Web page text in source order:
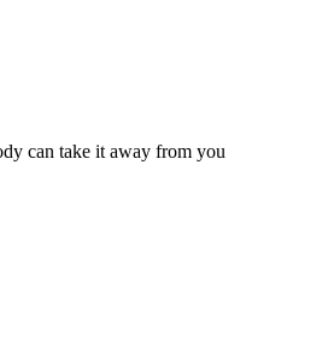
can take it away from you